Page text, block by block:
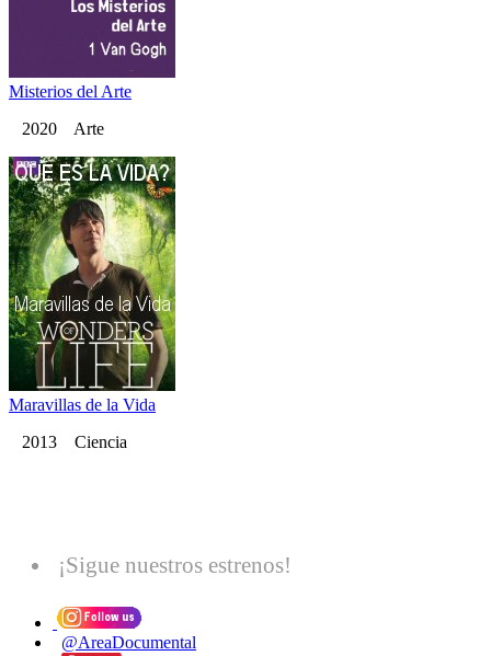
Misterios del Arte
2020 Arte
Maravillas de la Vida
2013 Ciencia
¡Sigue nuestros estrenos!
@AreaDocumental